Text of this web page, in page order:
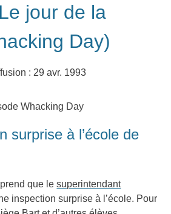
jour de la
Day)
: 29 avr. 1993
Whacking Day
surprise à l’école de
que lesuperintendant
inspection surprise à l’école. Pour